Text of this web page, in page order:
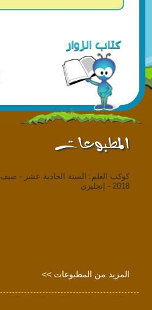
المطبوعات
كوكب العلم: السنة الحادية عشر - صيف
2018 - إنجليزي
المزيد من المطبوعات >>